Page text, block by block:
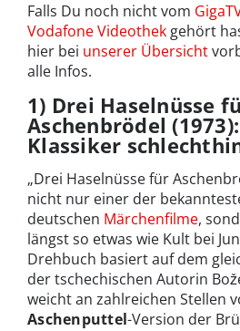
Falls Du noch nicht vom
Vodafone Videothek gehört
hier bei unserer Übersicht
alle Infos.
1) Drei Haselnüsse
Aschenbrödel
Klassiker
„Drei Haselnüsse für
nicht nur einer der
deutschen Märchenfilme,
längst so etwas wie Kult bei
Drehbuch basiert auf dem
der tschechischen Autorin
weicht an zahlreichen Stellen
Aschenputtel-Version der